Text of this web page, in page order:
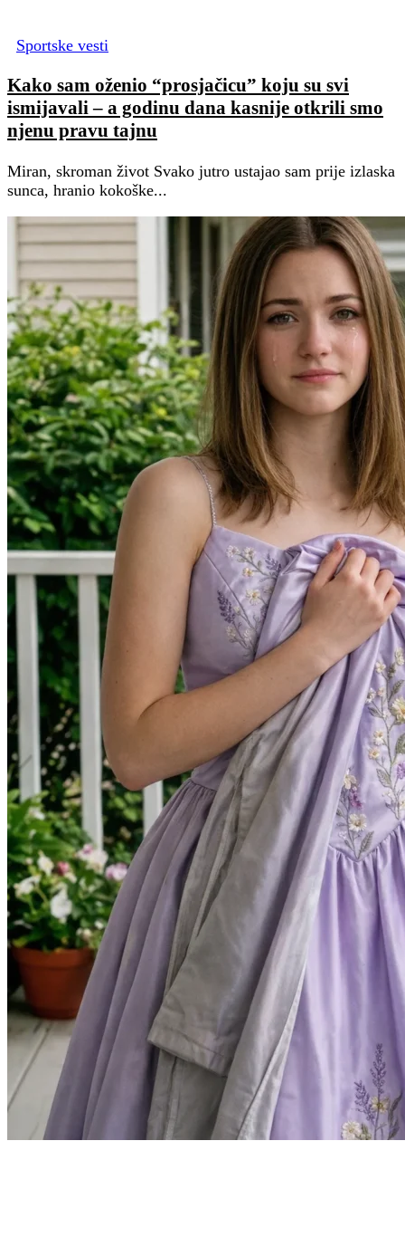
Sportske vesti
Kako sam oženio “prosjačicu” koju su svi
ismijavali – a godinu dana kasnije otkrili smo
njenu pravu tajnu
Miran, skroman život Svako jutro ustajao sam prije izlaska
sunca, hranio kokoške...